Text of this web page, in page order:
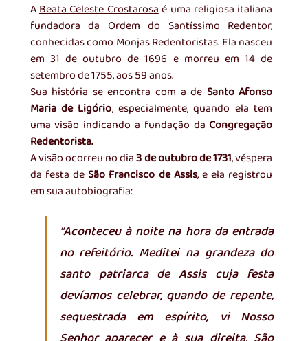
A Beata Celeste Crostarosa é uma religiosa italiana
fundadora da Ordem do Santíssimo Redentor,
conhecidas como Monjas Redentoristas. Ela nasceu
em 31 de outubro de 1696 e morreu em 14 de
setembro de 1755, aos 59 anos.
Sua história se encontra com a de Santo Afonso
Maria de Ligório, especialmente, quando ela tem
uma visão indicando a fundação da Congregação
Redentorista.
A visão ocorreu no dia 3 de outubro de 1731, véspera
da festa de São Francisco de Assis, e ela registrou
em sua autobiografia:
“Aconteceu à noite na hora da entrada
no refeitório. Meditei na grandeza do
santo patriarca de Assis cuja festa
devíamos celebrar, quando de repente,
sequestrada em espírito, vi Nosso